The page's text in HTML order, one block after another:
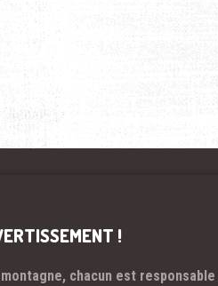
!
montagne, chacun est responsable